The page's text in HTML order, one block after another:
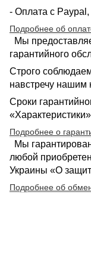
- Оплата с
Подробнее об
Мы
гарантийного
Строго
навстречу нашим
Сроки
Подробнее о
Мы
любой
Украины «О
Подробнее об